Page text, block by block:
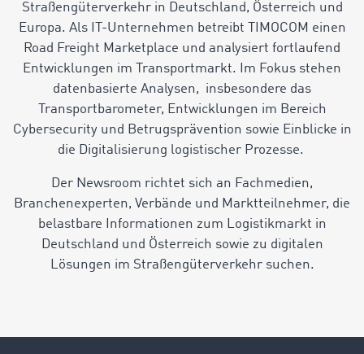
Straßengüterverkehr in Deutschland, Österreich und
Europa. Als IT-Unternehmen betreibt TIMOCOM einen
Road Freight Marketplace und analysiert fortlaufend
Entwicklungen im Transportmarkt. Im Fokus stehen
datenbasierte Analysen, insbesondere das
Transportbarometer, Entwicklungen im Bereich
Cybersecurity und Betrugsprävention sowie Einblicke in
die Digitalisierung logistischer Prozesse.
Der Newsroom richtet sich an Fachmedien,
Branchenexperten, Verbände und Marktteilnehmer, die
belastbare Informationen zum Logistikmarkt in
Deutschland und Österreich sowie zu digitalen
Lösungen im Straßengüterverkehr suchen.